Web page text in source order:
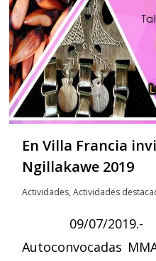
En Villa Francia
Ngillakawe 2019
Actividades,Actividades
09/07/2019.-
Autoconvocadas